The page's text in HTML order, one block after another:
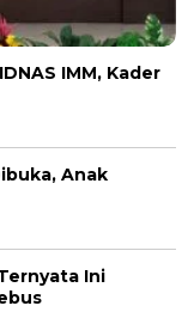
IMM, Kader
Anak
Ini